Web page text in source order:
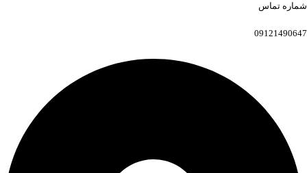
شماره تماس
09121490647